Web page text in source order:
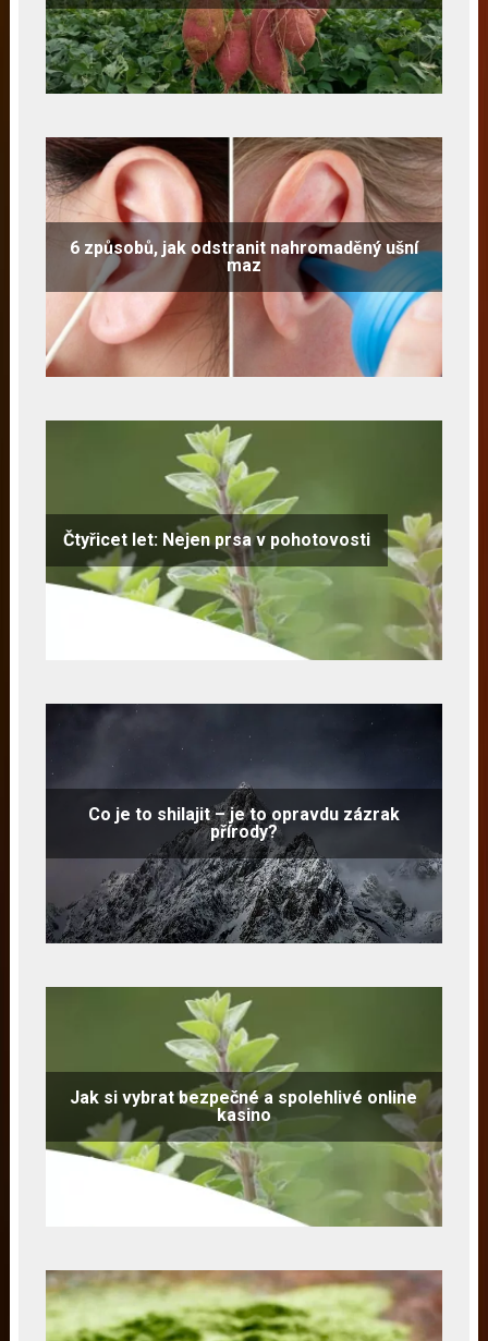
6 způsobů, jak odstranit nahromaděný ušní
maz
Čtyřicet let: Nejen prsa v pohotovosti
Co je to shilajit – je to opravdu zázrak
přírody?
Jak si vybrat bezpečné a spolehlivé online
kasino